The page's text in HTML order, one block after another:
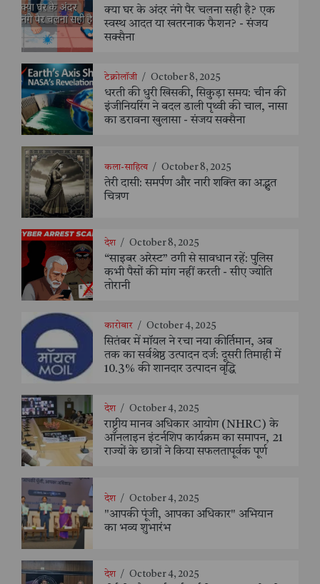
क्या घर के अंदर नंगे पैर चलना सही है? एक
स्वस्थ आदत या खतरनाक फैशन? - संजय
सक्सैना
टेक्नोलॉजी / October 8, 2025
धरती की धुरी खिसकी, सिकुड़ा समय: चीन की
इंजीनियरिंग ने बदल डाली पृथ्वी की चाल, नासा
का डरावना खुलासा - संजय सक्सैना
कला-साहित्य / October 8, 2025
तेरी दासी: समर्पण और नारी शक्ति का अद्भुत
चित्रण
देश / October 8, 2025
“साइबर अरेस्ट” ठगी से सावधान रहें: पुलिस
कभी पैसों की मांग नहीं करती - सीए ज्योति
तोरानी
कारोबार / October 4, 2025
सितंबर में मॉयल ने रचा नया कीर्तिमान, अब
तक का सर्वश्रेष्ठ उत्पादन दर्ज: दूसरी तिमाही में
10.3% की शानदार उत्पादन वृद्धि
देश / October 4, 2025
राष्ट्रीय मानव अधिकार आयोग (NHRC) के
ऑनलाइन इंटर्नशिप कार्यक्रम का समापन, 21
राज्यों के छात्रों ने किया सफलतापूर्वक पूर्ण
देश / October 4, 2025
"आपकी पूंजी, आपका अधिकार" अभियान
का भव्य शुभारंभ
देश / October 4, 2025